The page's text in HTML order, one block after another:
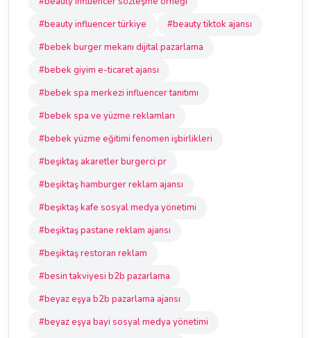
#beauty influencer türkiye
#beauty tiktok ajansı
#bebek burger mekanı dijital pazarlama
#bebek giyim e-ticaret ajansı
#bebek spa merkezi influencer tanıtımı
#bebek spa ve yüzme reklamları
#bebek yüzme eğitimi fenomen işbirlikleri
#beşiktaş akaretler burgerci pr
#beşiktaş hamburger reklam ajansı
#beşiktaş kafe sosyal medya yönetimi
#beşiktaş pastane reklam ajansı
#beşiktaş restoran reklam
#besin takviyesi b2b pazarlama
#beyaz eşya b2b pazarlama ajansı
#beyaz eşya bayi sosyal medya yönetimi